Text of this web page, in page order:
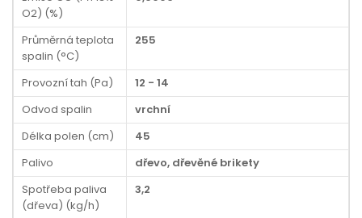
O2) (%)
Průměrná teplota
spalin (°C)
255
Provozní tah (Pa)
12 - 14
Odvod spalin
vrchní
Délka polen (cm)
45
Palivo
dřevo, dřevěné brikety
Spotřeba paliva
(dřeva) (kg/h)
3,2